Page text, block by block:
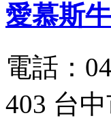
愛慕斯
電話：
403 台